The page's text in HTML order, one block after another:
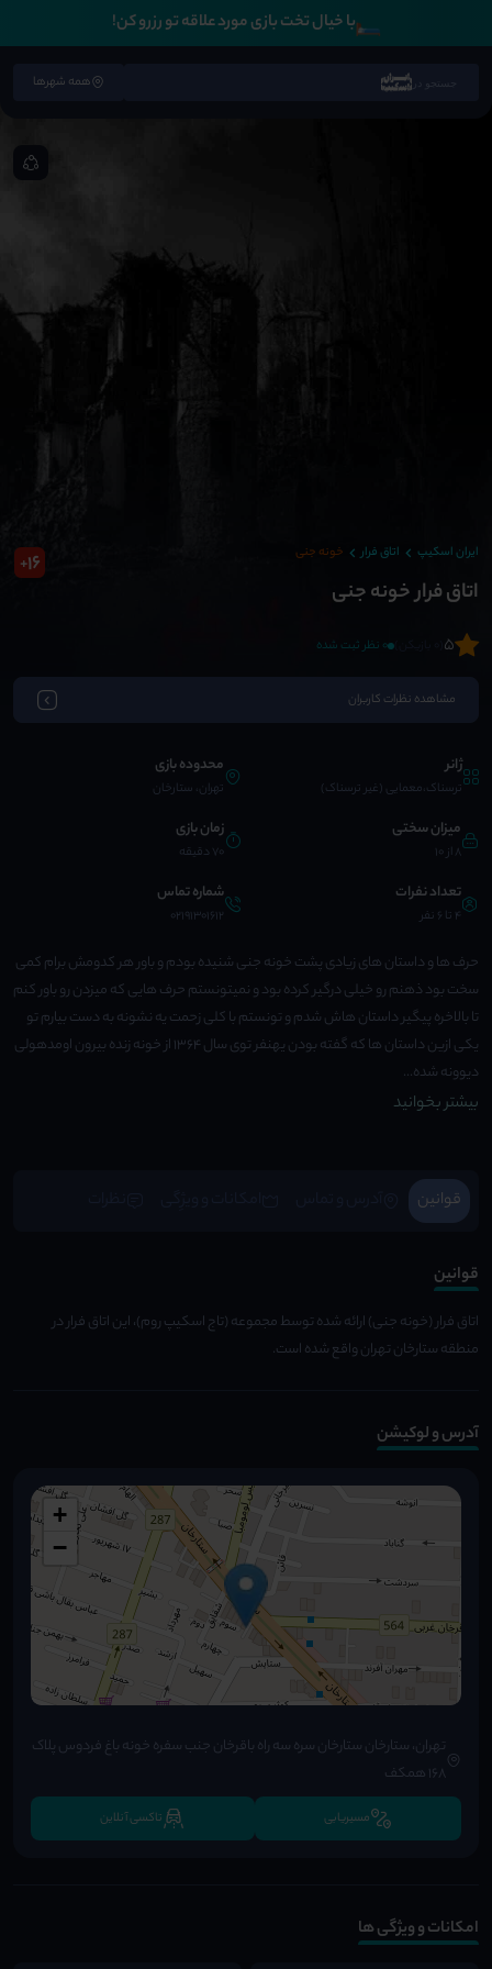
🛏️با خیال تخت بازی مورد علاقه تو رزرو کن!
همه شهرها
ایران اسکیپ اتاق فرار خونه جنی
اتاق فرار خونه جنی
16
+
5 0 نظر ثبت شده
مشاهده نظرات کاربران
ژانر
ترسناک،معمایی (غیر ترسناک)
محدوده بازی
تهران، ستارخان
میزان سختی
8 از 10
زمان بازی
70 دقیقه
تعداد نفرات
4 تا 6 نفر
شماره تماس
02191301612
حرف ها و داستان های زیادی پشت خونه جنی شنیده بودم و باور هر کدومش برام کمی
سخت بود ذهنم رو خیلی درگیر کرده بود و نمیتونستم حرف هایی که میزدن رو باور کنم
تا بالاخره پیگیر داستان هاش شدم و تونستم با کلی زحمت یه نشونه به دست بیارم تو
یکی ازین داستان ها که گفته بودن یهنفر توی سال ۱۳۶۴ از خونه زنده بیرون اومدهولی
دیوونه شده...
بیشتر بخوانید
قوانین
قوانین
اتاق فرار (خونه جنی) ارائه شده توسط مجموعه (تاج اسکیپ روم)، این اتاق فرار در
منطقه ستارخان تهران واقع شده است.
آدرس و لوکیشن
+
−
تهران، ستارخان ستارخان سره سه راه باقرخان جنب سفره خونه باغ فردوس پلاک
۱۶۸ همکف
مسیریابی تاکسی آنلاین
امکانات و ویژگی ها